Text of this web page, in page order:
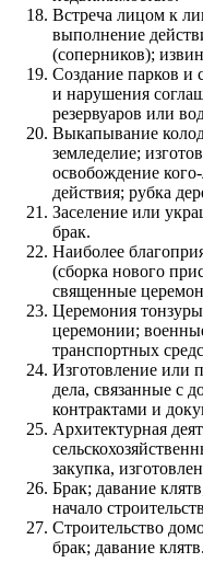
Встреча лицом к
выполнение
(соперников);
Создание парков и
и нарушения
резервуаров или
Выкапывание
земледелие;
освобождение
действия; рубка
Заселение или
брак.
Наиболее
(сборка нового
священные
Церемония
церемонии;
транспортных
Изготовление или
дела, связанные с
контрактами и
Архитектурная
закупка,
Брак; давание
начало
Строительство
брак; давание клятв.